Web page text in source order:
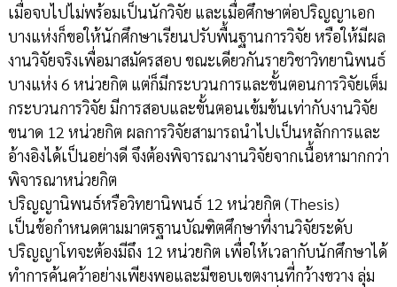
เมื่อจบไปไม่พร้อมเป็นนักวิจัย และเมื่อศึกษาต่อปริญญาเอก
บางแห่งก็ขอให้นักศึกษาเรียนปรับพื้นฐานการวิจัย หรือให้มีผล
งานวิจัยจริงเพื่อมาสมัครสอบ ขณะเดียวกันรายวิชาวิทยานิพนธ์
บางแห่ง 6 หน่วยกิต แต่ก็มีกระบวนการและขั้นตอนการวิจัยเต็ม
กระบวนการวิจัย มีการสอบและขั้นตอนเข้มข้นเท่ากับงานวิจัย
ขนาด 12 หน่วยกิต ผลการวิจัยสามารถนำไปเป็นหลักการและ
อ้างอิงได้เป็นอย่างดี จึงต้องพิจารณางานวิจัยจากเนื้อหามากกว่า
พิจารณาหน่วยกิต
ปริญญานิพนธ์หรือวิทยานิพนธ์ 12 หน่วยกิต (Thesis)
เป็นข้อกำหนดตามมาตรฐานบัณฑิตศึกษาที่งานวิจัยระดับ
ปริญญาโทจะต้องมีถึง 12 หน่วยกิต เพื่อให้เวลากับนักศึกษาได้
ทำการค้นคว้าอย่างเพียงพอและมีขอบเขตงานที่กว้างขวาง ลุ่ม